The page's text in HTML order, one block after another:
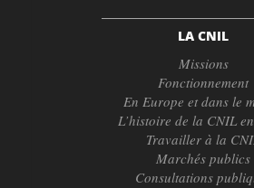
LA CNIL
Missions
Fonctionnement
En Europe et dans le
L’histoire de la CNIL
Travailler à la
Marchés publics
Consultations